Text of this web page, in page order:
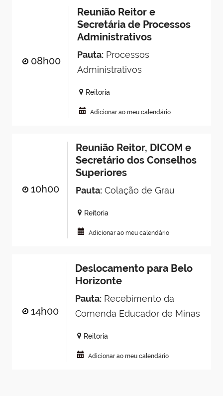
08h00
Reunião Reitor e
Secretária de Processos
Administrativos
Pauta:Processos
Administrativos
Reitoria
Adicionar ao meu calendário
10h00
Reunião Reitor, DICOM e
Secretário dos Conselhos
Superiores
Pauta:Colação de Grau
Reitoria
Adicionar ao meu calendário
14h00
Deslocamento para Belo
Horizonte
Pauta:Recebimento da
Comenda Educador de Minas
Reitoria
Adicionar ao meu calendário